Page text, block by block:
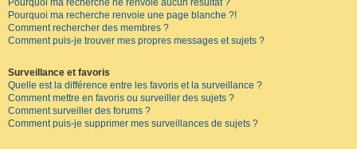
Pourquoi ma recherche renvoie une page blanche ?!
Comment rechercher des membres ?
Comment puis-je trouver mes propres messages et sujets ?
Surveillance et favoris
Quelle est la différence entre les favoris et la surveillance ?
Comment mettre en favoris ou surveiller des sujets ?
Comment surveiller des forums ?
Comment puis-je supprimer mes surveillances de sujets ?